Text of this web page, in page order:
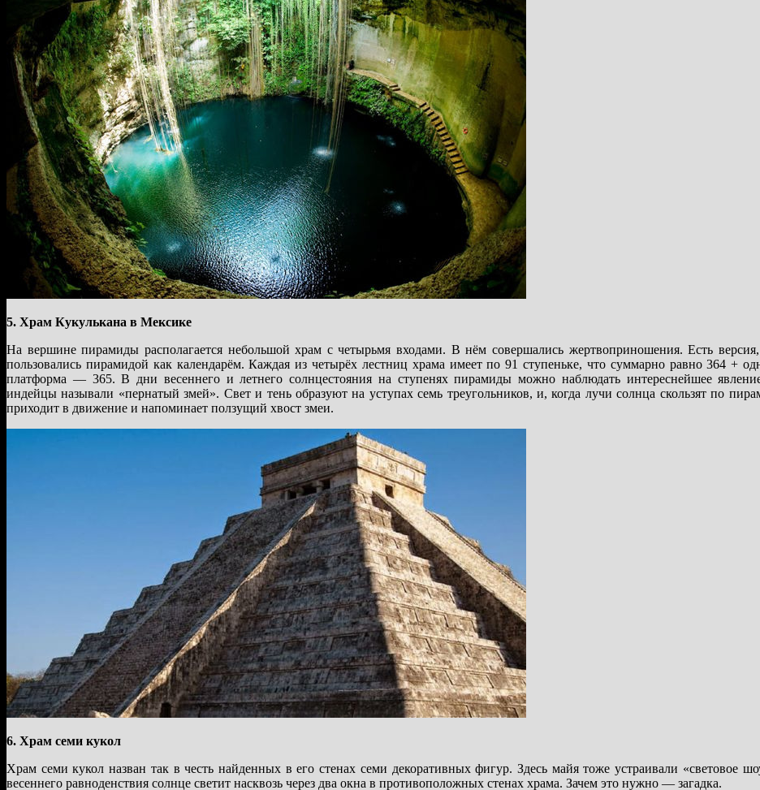
5. Храм Кукулькана в Мексике
На вершине пирамиды располагается небольшой храм с четырьмя входами. В нём совершались жертвоприношения. Есть
пользовались пирамидой как календарём. Каждая из четырёх лестниц храма имеет по 91 ступеньке, что суммарно равно 364 +
платформа — 365. В дни весеннего и летнего солнцестояния на ступенях пирамиды можно наблюдать интереснейшее
индейцы называли «пернатый змей». Свет и тень образуют на уступах семь треугольников, и, когда лучи солнца скользят по
приходит в движение и напоминает ползущий хвост змеи.
6. Храм семи кукол
Храм семи кукол назван так в честь найденных в его стенах семи декоративных фигур. Здесь майя тоже устраивали «световое
весеннего равноденствия солнце светит насквозь через два окна в противоположных стенах храма. Зачем это нужно — загадка.